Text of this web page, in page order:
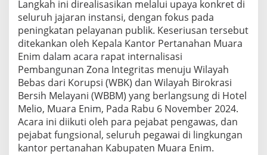
Langkah ini direalisasikan melalui upaya konkret di
seluruh jajaran instansi, dengan fokus pada
peningkatan pelayanan publik. Keseriusan tersebut
ditekankan oleh Kepala Kantor Pertanahan Muara
Enim dalam acara rapat internalisasi
Pembangunan Zona Integritas menuju Wilayah
Bebas dari Korupsi (WBK) dan Wilayah Birokrasi
Bersih Melayani (WBBM) yang berlangsung di Hotel
Melio, Muara Enim, Pada Rabu 6 November 2024.
Acara ini diikuti oleh para pejabat pengawas, dan
pejabat fungsional, seluruh pegawai di lingkungan
kantor pertanahan Kabupaten Muara Enim.